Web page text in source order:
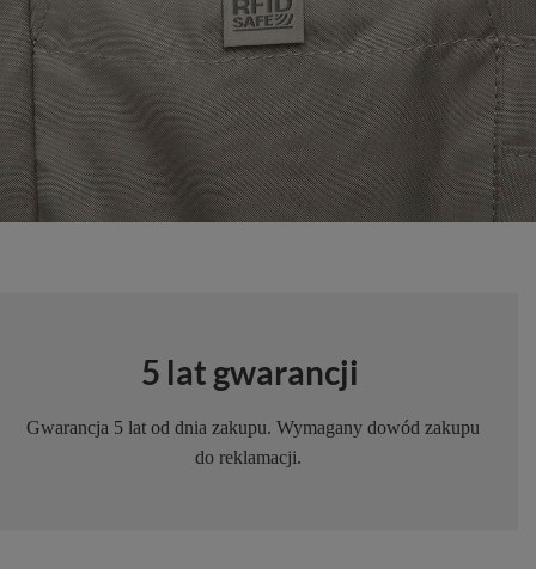
5 lat gwarancji
Gwarancja 5 lat od dnia zakupu. Wymagany dowód zakupu
do reklamacji.